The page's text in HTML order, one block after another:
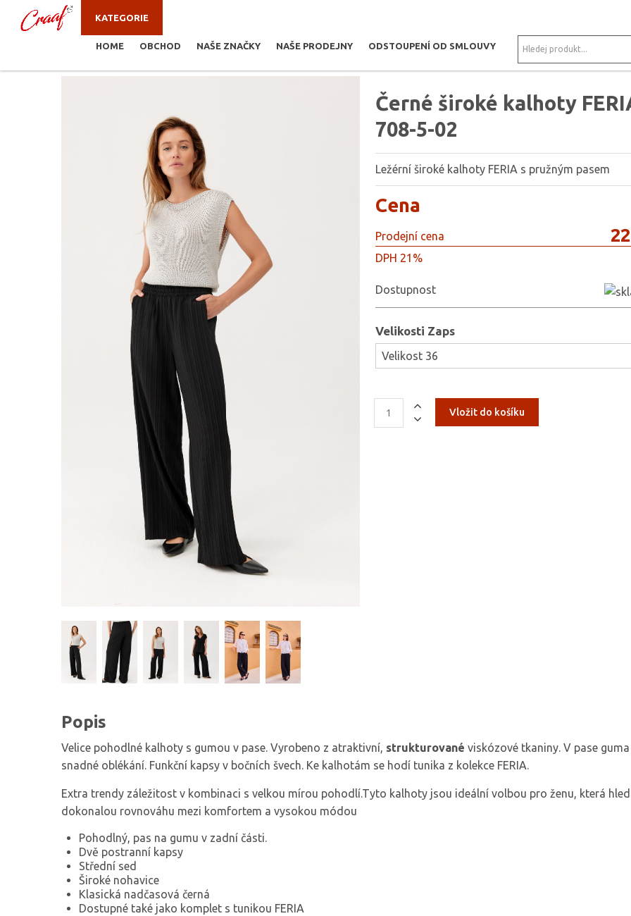
KATEGORIE
HOME OBCHOD NAŠE ZNAČKY NAŠE PRODEJNY ODSTOUPENÍ OD SMLOUVY
KALHOTY, KRAŤASY
Černé široké kalhoty
708-5-02
Ležérní široké kalhoty FERIA s pružným pasem
Cena
Prodejní cena
DPH 21%
Dostupnost
Velikosti Zaps
Popis
Velice pohodlné kalhoty s gumou v pase. Vyrobeno z atraktivní, strukturované viskózové tkaniny. V pase
snadné oblékání. Funkční kapsy v bočních švech. Ke kalhotám se hodí tunika z kolekce FERIA.
Extra trendy záležitost v kombinaci s velkou mírou pohodlí.Tyto kalhoty jsou ideální volbou pro ženu, která
dokonalou rovnováhu mezi komfortem a vysokou módou
Pohodlný, pas na gumu v zadní části.
Dvě postranní kapsy
Střední sed
Široké nohavice
Klasická nadčasová černá
Dostupné také jako komplet s tunikou FERIA